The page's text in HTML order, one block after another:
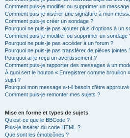
Comment puis-je modifier ou supprimer un message
Comment puis-je insérer une signature à mon
Comment puis-je créer un sondage ?
Pourquoi ne puis-je pas ajouter plus d’options à un
Comment puis-je modifier ou supprimer un sondage
Pourquoi ne puis-je pas accéder à un forum ?
Pourquoi ne puis-je pas transférer de pièces jointes
Pourquoi ai-je reçu un avertissement ?
Comment puis-je rapporter des messages à un
À quoi sert le bouton « Enregistrer comme brouillon
sujet ?
Pourquoi mon message a-t-il besoin d’être approuvé
Comment puis-je remonter mes sujets ?
Mise en forme et types de sujets
Qu’est-ce que le BBCode ?
Puis-je insérer du code HTML ?
Que sont les émoticônes ?